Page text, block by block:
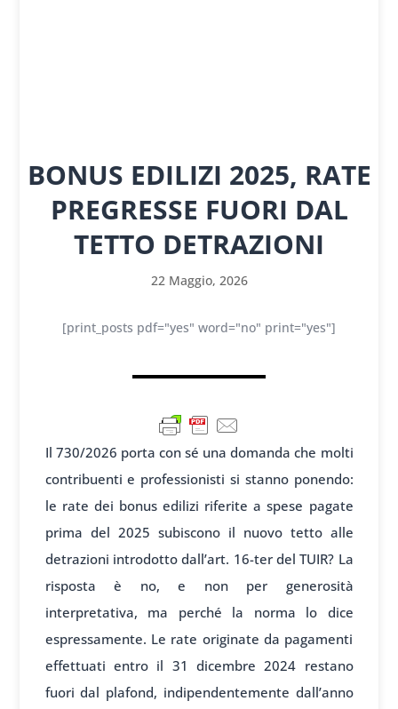
BONUS EDILIZI 2025, RATE
PREGRESSE FUORI DAL
TETTO DETRAZIONI
22 Maggio, 2026
[print_posts pdf="yes" word="no" print="yes"]
Il 730/2026 porta con sé una domanda che molti
contribuenti e professionisti si stanno ponendo:
le rate dei bonus edilizi riferite a spese pagate
prima del 2025 subiscono il nuovo tetto alle
detrazioni introdotto dall’art. 16-ter del TUIR? La
risposta è no, e non per generosità
interpretativa, ma perché la norma lo dice
espressamente. Le rate originate da pagamenti
effettuati entro il 31 dicembre 2024 restano
fuori dal plafond, indipendentemente dall’anno